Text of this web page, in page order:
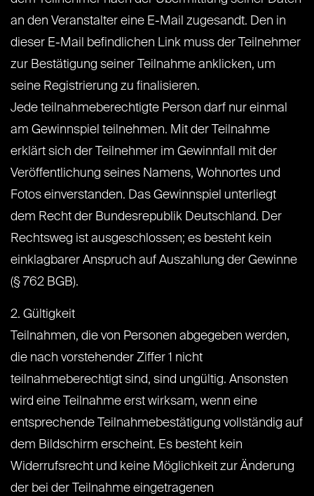
an den Veranstalter eine E-Mail zugesandt. Den in
dieser E-Mail befindlichen Link muss der Teilnehmer
zur Bestätigung seiner Teilnahme anklicken, um
seine Registrierung zu finalisieren.
Jede teilnahmeberechtigte Person darf nur einmal
am Gewinnspiel teilnehmen. Mit der Teilnahme
erklärt sich der Teilnehmer im Gewinnfall mit der
Veröffentlichung seines Namens, Wohnortes und
Fotos einverstanden. Das Gewinnspiel unterliegt
dem Recht der Bundesrepublik Deutschland. Der
Rechtsweg ist ausgeschlossen; es besteht kein
einklagbarer Anspruch auf Auszahlung der Gewinne
(§ 762 BGB).
2. Gültigkeit
Teilnahmen, die von Personen abgegeben werden,
die nach vorstehender Ziffer 1 nicht
teilnahmeberechtigt sind, sind ungültig. Ansonsten
wird eine Teilnahme erst wirksam, wenn eine
entsprechende Teilnahmebestätigung vollständig auf
dem Bildschirm erscheint. Es besteht kein
Widerrufsrecht und keine Möglichkeit zur Änderung
der bei der Teilnahme eingetragenen